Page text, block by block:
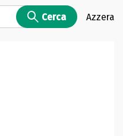
Cerca Azzera